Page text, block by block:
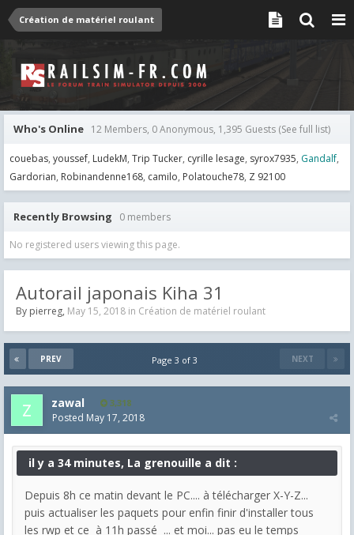
Création de matériel roulant
Who's Online 12 Members, 0 Anonymous, 1,395 Guests (See full list)
couebas youssef LudekM Trip Tucker cyrille lesage syrox7935 Gandalf
Gardorian Robinandenne168 camilo Polatouche78 Z 92100
Recently Browsing 0 members
No registered users viewing this page.
Autorail japonais Kiha 31
By pierreg, May 15, 2018 in Création de matériel roulant
PREV NEXT
Page 3 of 3
zawal 3,318
Posted May 17, 2018
il y a 34 minutes, La grenouille a dit :
Depuis 8h ce matin devant le PC.... à télécharger X-Y-Z...
puis actualiser les paquets pour enfin finir d'installer tous
les rwp et ce à 11h passé ... et moi... pas eu le temps